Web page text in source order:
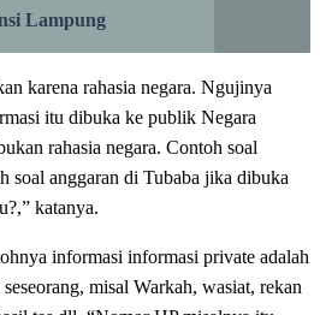
Lampung
karena rahasia negara. Ngujinya
itu dibuka ke publik Negara
rahasia negara. Contoh soal
soal anggaran di Tubaba jika dibuka
katanya.
informasi informasi private adalah
misal Warkah, wasiat, rekan